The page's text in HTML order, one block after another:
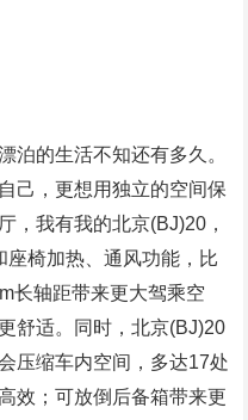
泊的生活不知还有多久。
己，更想用独立的空间保
，我有我的北京(BJ)20，
椅加热、通风功能，比
长轴距带来更大驾乘空
舒适。同时，北京(BJ)20
压缩车内空间，多达17处
效；可放倒后备箱带来更